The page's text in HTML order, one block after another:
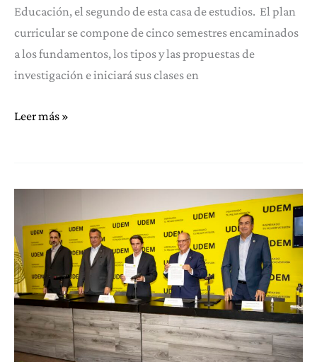
Educación, el segundo de esta casa de estudios. El plan
curricular se compone de cinco semestres encaminados
a los fundamentos, los tipos y las propuestas de
investigación e iniciará sus clases en
Lanza
Educación
Leer más »